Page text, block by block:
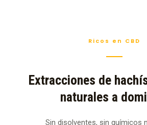
Ricos en CBD
Extracciones de
naturales a
Sin disolventes, sin químicos